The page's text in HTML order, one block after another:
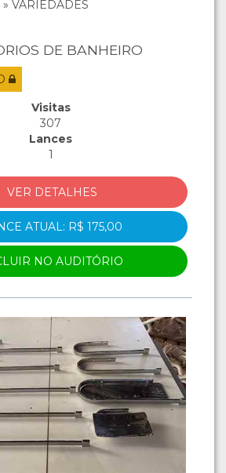
VARIEDADES
DE BANHEIRO
Visitas
307
Lances
1
VER DETALHES
ATUAL: R$ 175,00
NO AUDITÓRIO